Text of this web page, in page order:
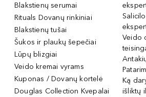
Blakstienų serumai
Rituals Dovanų rinkiniai
Blakstienų tušai
Šukos ir plaukų šepečiai
Lūpų blizgiai
Veido kremai vyrams
Kuponas / Dovanų kortelė
Douglas Collection Kvepalai
Veido
Ką
išliktų